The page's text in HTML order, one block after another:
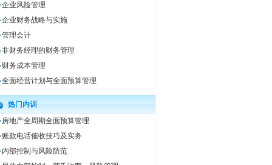
企业风险管理
企业财务战略与实施
管理会计
非财务经理的财务管理
财务成本管理
全面经营计划与全面预算管理
热门内训
房地产全周期全面预算管理
账款电话催收技巧及实务
内部控制与风险防范